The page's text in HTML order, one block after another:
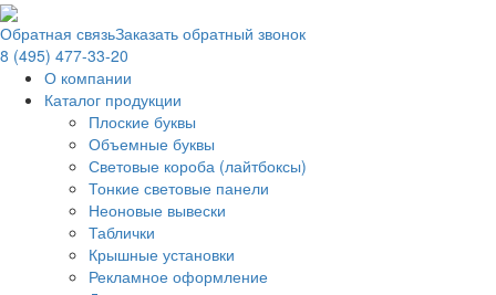
Обратная связьЗаказать обратный звонок
8 (495) 477-33-20
О компании
Каталог продукции
Плоские буквы
Объемные буквы
Световые короба (лайтбоксы)
Тонкие световые панели
Неоновые вывески
Таблички
Крышные установки
Рекламное оформление